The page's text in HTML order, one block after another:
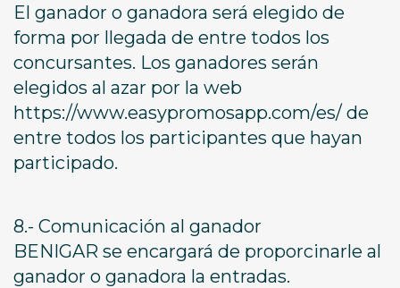
El ganador o ganadora será elegido de
forma por llegada de entre todos los
concursantes. Los ganadores serán
elegidos al azar por la web
https://www.easypromosapp.com/es/ de
entre todos los participantes que hayan
participado.
8.- Comunicación al ganador
BENIGAR se encargará de proporcinarle al
ganador o ganadora la entradas.